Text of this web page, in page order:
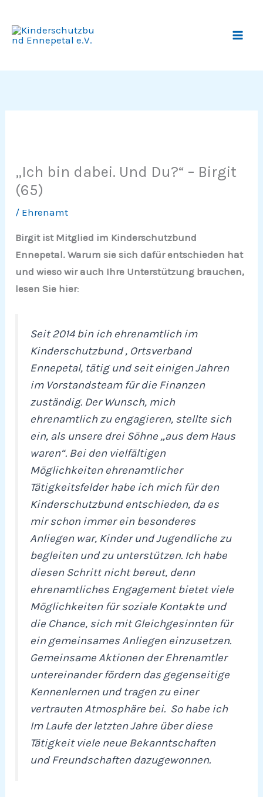
Inhalt
springen
„Ich bin dabei. Und Du?“ – Birgit
(65)
/ Ehrenamt
Birgit ist Mitglied im Kinderschutzbund
Ennepetal. Warum sie sich dafür entschieden hat
und wieso wir auch Ihre Unterstützung brauchen,
lesen Sie hier:
Seit 2014 bin ich ehrenamtlich im
Kinderschutzbund , Ortsverband
Ennepetal, tätig und seit einigen Jahren
im Vorstandsteam für die Finanzen
zuständig. Der Wunsch, mich
ehrenamtlich zu engagieren, stellte sich
ein, als unsere drei Söhne „aus dem Haus
waren“. Bei den vielfältigen
Möglichkeiten ehrenamtlicher
Tätigkeitsfelder habe ich mich für den
Kinderschutzbund entschieden, da es
mir schon immer ein besonderes
Anliegen war, Kinder und Jugendliche zu
begleiten und zu unterstützen. Ich habe
diesen Schritt nicht bereut, denn
ehrenamtliches Engagement bietet viele
Möglichkeiten für soziale Kontakte und
die Chance, sich mit Gleichgesinnten für
ein gemeinsames Anliegen einzusetzen.
Gemeinsame Aktionen der Ehrenamtler
untereinander fördern das gegenseitige
Kennenlernen und tragen zu einer
vertrauten Atmosphäre bei. So habe ich
Im Laufe der letzten Jahre über diese
Tätigkeit viele neue Bekanntschaften
und Freundschaften dazugewonnen.